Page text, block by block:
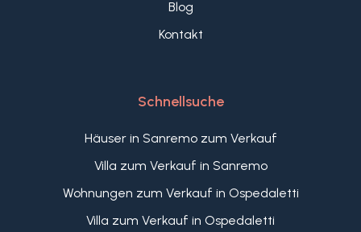
Blog
Kontakt
Schnellsuche
Häuser in Sanremo zum Verkauf
Villa zum Verkauf in Sanremo
Wohnungen zum Verkauf in Ospedaletti
Villa zum Verkauf in Ospedaletti